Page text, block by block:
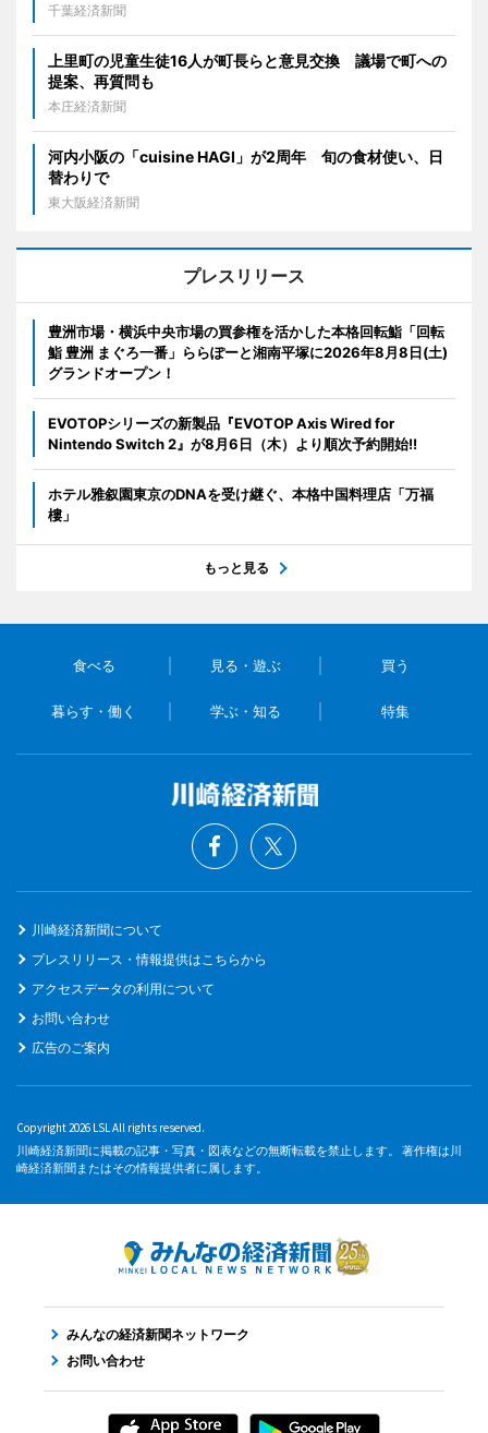
千葉経済新聞
上里町の児童生徒16人が町長らと意見交換 議場で町への
提案、再質問も
本庄経済新聞
河内小阪の「cuisine HAGI」が2周年 旬の食材使い、日
替わりで
東大阪経済新聞
プレスリリース
豊洲市場・横浜中央市場の買参権を活かした本格回転鮨「回転
鮨 豊洲 まぐろ一番」ららぽーと湘南平塚に2026年8月8日(土)
グランドオープン！
EVOTOPシリーズの新製品『EVOTOP Axis Wired for
Nintendo Switch 2』が8月6日（木）より順次予約開始!!
ホテル雅叙園東京のDNAを受け継ぐ、本格中国料理店「万福
樓」
もっと見る
食べる 見る・遊ぶ 買う
暮らす・働く 学ぶ・知る 特集
川崎経済新聞について
プレスリリース・情報提供はこちらから
アクセスデータの利用について
お問い合わせ
広告のご案内
Copyright 2026 LSL All rights reserved.
川崎経済新聞に掲載の記事・写真・図表などの無断転載を禁止します。 著作権は川
崎経済新聞またはその情報提供者に属します。
みんなの経済新聞ネットワーク
お問い合わせ